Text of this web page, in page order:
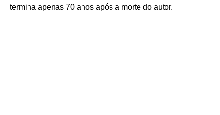
termina apenas 70 anos após a morte do autor.